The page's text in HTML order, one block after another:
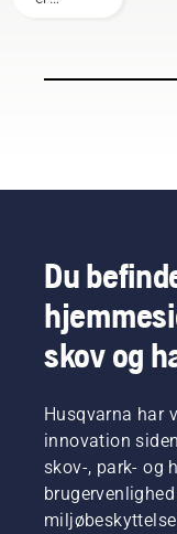
redskab.
til,
hvordan
du
arbejder
sikkert
og
med din
buskrydder
fra
Husqvarna.
Du
skov og
Husqvarna har
innovation
skov-, park- og